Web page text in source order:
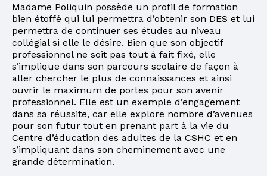
Madame Poliquin possède un profil de formation
bien étoffé qui lui permettra d’obtenir son DES et lui
permettra de continuer ses études au niveau
collégial si elle le désire. Bien que son objectif
professionnel ne soit pas tout à fait fixé, elle
s’implique dans son parcours scolaire de façon à
aller chercher le plus de connaissances et ainsi
ouvrir le maximum de portes pour son avenir
professionnel. Elle est un exemple d’engagement
dans sa réussite, car elle explore nombre d’avenues
pour son futur tout en prenant part à la vie du
Centre d’éducation des adultes de la CSHC et en
s’impliquant dans son cheminement avec une
grande détermination.